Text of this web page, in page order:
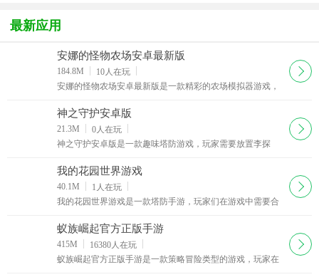
最新应用
安娜的怪物农场安卓最新版
184.8M 10 人在玩
安娜的怪物农场安卓最新版是一款精彩的农场模拟器游戏，
多样的惊喜游戏元素，非常受欢迎，发现趣味十足的
下载
神之守护安卓版
21.3M 0 人在玩
神之守护安卓版是一款趣味塔防游戏，玩家需要放置李探
角色，抵御敌人的进攻，通过不断击败敌人获取经验值
下载
我的花园世界游戏
40.1M 1 人在玩
我的花园世界游戏是一款塔防手游，玩家们在游戏中需要合
略赢得对战胜利，喜欢的朋友们可以来西西下载我的
下载
蚁族崛起官方正版手游
415M 16380 人在玩
蚁族崛起官方正版手游是一款策略冒险类型的游戏，玩家在
下载